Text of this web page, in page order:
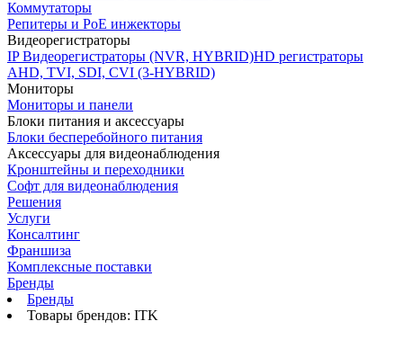
Коммутаторы
Репитеры и PoE инжекторы
Видеорегистраторы
IP Видеорегистраторы (NVR, HYBRID)HD регистраторы
AHD, TVI, SDI, CVI (3-HYBRID)
Мониторы
Мониторы и панели
Блоки питания и аксессуары
Блоки бесперебойного питания
Аксессуары для видеонаблюдения
Кронштейны и переходники
Софт для видеонаблюдения
Решения
Услуги
Консалтинг
Франшиза
Комплексные поставки
Бренды
Бренды
Товары брендов: ITK